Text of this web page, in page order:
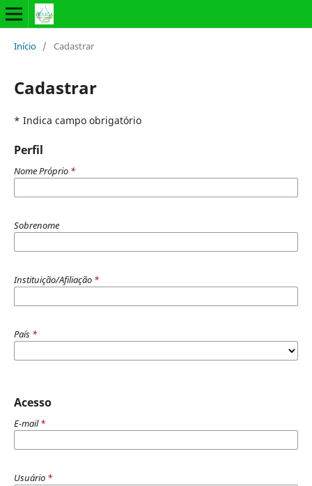
Início / Cadastrar
Cadastrar
* Indica campo obrigatório
Perfil
Nome Próprio *
Sobrenome
Instituição/Afiliação *
País *
Acesso
E-mail*
Usuário *